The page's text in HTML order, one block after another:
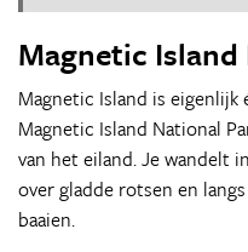
Magnetic
Magnetic Island is
Magnetic Island National
van het eiland. Je wandelt
over gladde rotsen en
baaien.